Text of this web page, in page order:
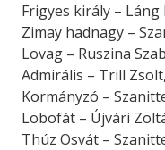
Frigyes király – Láng
Zimay hadnagy –
Lovag – Ruszina
Admirális – Trill Zsolt,
Kormányzó –
Lobofát – Újvári
Thúz Osvát –